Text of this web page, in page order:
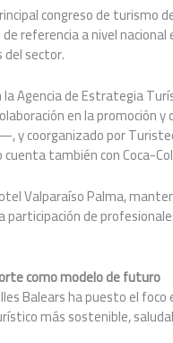
congreso de turismo
referencia a nivel
sector.
Agencia de Estrategia
en la promoción y
y coorganizado por
también con Coca-
Valparaíso Palma,
participación de
como modelo de futuro
Balears ha puesto el
más sostenible,